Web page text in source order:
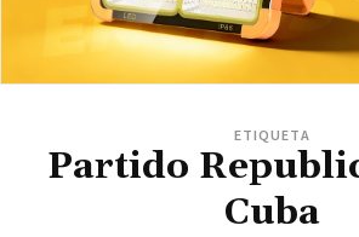
ETIQUETA
Partido
Cuba